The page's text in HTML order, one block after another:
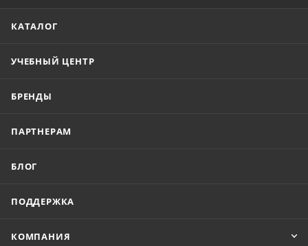
КАТАЛОГ
УЧЕБНЫЙ ЦЕНТР
БРЕНДЫ
ПАРТНЕРАМ
БЛОГ
ПОДДЕРЖКА
КОМПАНИЯ